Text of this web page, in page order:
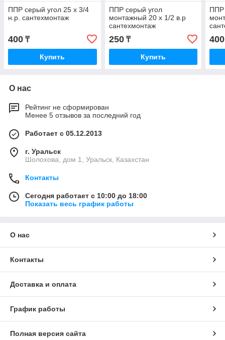
ППР серый угол 25 х 3/4
н.р. сантехмонтаж
400 ₸
Купить
ППР серый угол
монтажный 20 х 1/2 в.р
сантехмонтаж
250₸
Купить
ППР
400
О нас
Рейтинг не сформирован
Менее 5 отзывов за последний год
Работает с 05.12.2013
г. Уральск
Шолохова, дом 1, Уральск, Казахстан
Контакты
Сегодня работает с 10:00 до 18:00
Показать весь график работы
О нас
Контакты
Доставка и оплата
График работы
Полная версия сайта